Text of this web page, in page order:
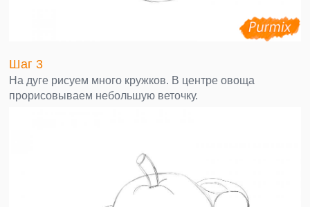
Шаг 3
На дуге рисуем много кружков. В центре овоща
прорисовываем небольшую веточку.